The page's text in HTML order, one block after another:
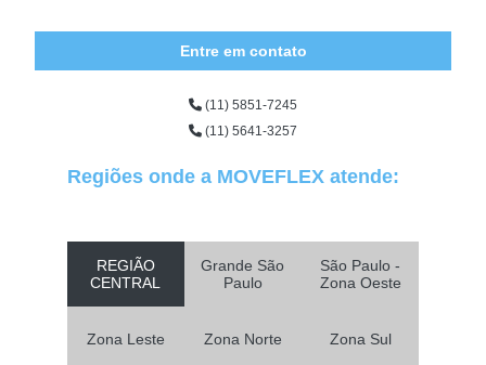
Entre em contato
(11) 5851-7245
(11) 5641-3257
Regiões onde a MOVEFLEX atende:
REGIÃO
CENTRAL
Grande São
Paulo
São Paulo -
Zona Oeste
Zona Leste Zona Norte Zona Sul